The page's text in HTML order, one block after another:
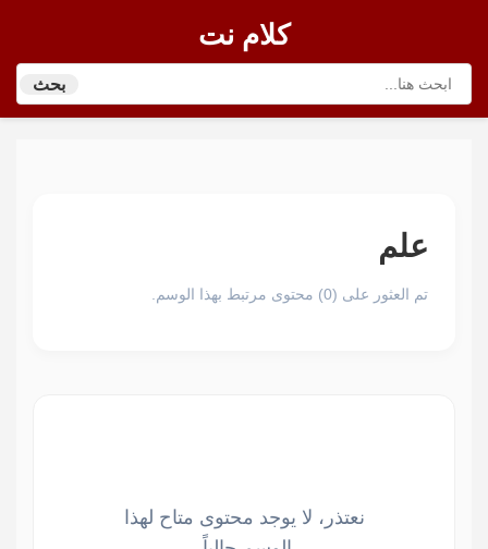
كلام نت
بحث
علم
تم العثور على (0) محتوى مرتبط بهذا الوسم.
نعتذر، لا يوجد محتوى متاح لهذا